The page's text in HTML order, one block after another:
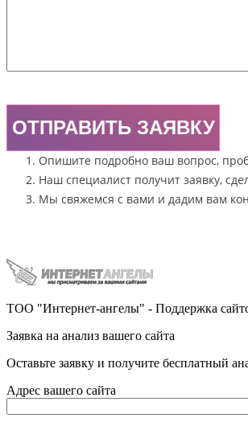
Опишите подробно ваш вопрос,
Наш специалист получит заявку,
Мы свяжемся с вами и дадим вам
ТОО "Интернет-ангелы" - Поддержка
Заявка на анализ вашего сайта
Оставьте заявку и получите бесплатный
Адрес вашего сайта